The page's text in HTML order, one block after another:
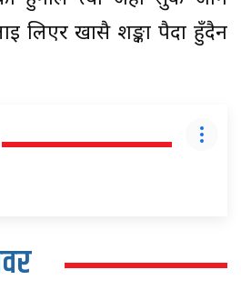
लिएर खासै शङ्का पैदा हुँदैन